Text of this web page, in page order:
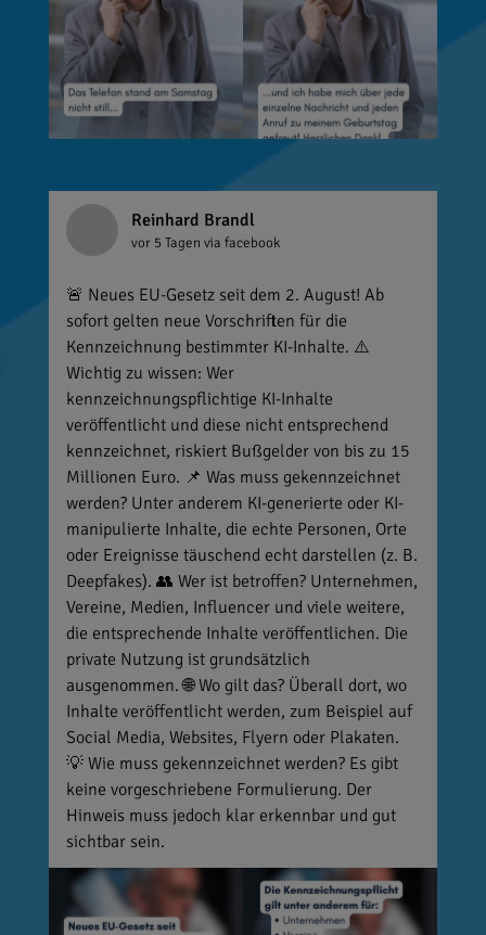
Reinhard Brandl
vor 5 Tagen via facebook
🚨 Neues EU-Gesetz seit dem 2. August! Ab
sofort gelten neue Vorschriften für die
Kennzeichnung bestimmter KI-Inhalte. ⚠️
Wichtig zu wissen: Wer
kennzeichnungspflichtige KI-Inhalte
veröffentlicht und diese nicht entsprechend
kennzeichnet, riskiert Bußgelder von bis zu 15
Millionen Euro. 📌 Was muss gekennzeichnet
werden? Unter anderem KI-generierte oder KI-
manipulierte Inhalte, die echte Personen, Orte
oder Ereignisse täuschend echt darstellen (z. B.
Deepfakes). 👥 Wer ist betroffen? Unternehmen,
Vereine, Medien, Influencer und viele weitere,
die entsprechende Inhalte veröffentlichen. Die
private Nutzung ist grundsätzlich
ausgenommen. 🌐 Wo gilt das? Überall dort, wo
Inhalte veröffentlicht werden, zum Beispiel auf
Social Media, Websites, Flyern oder Plakaten.
💡 Wie muss gekennzeichnet werden? Es gibt
keine vorgeschriebene Formulierung. Der
Hinweis muss jedoch klar erkennbar und gut
sichtbar sein.